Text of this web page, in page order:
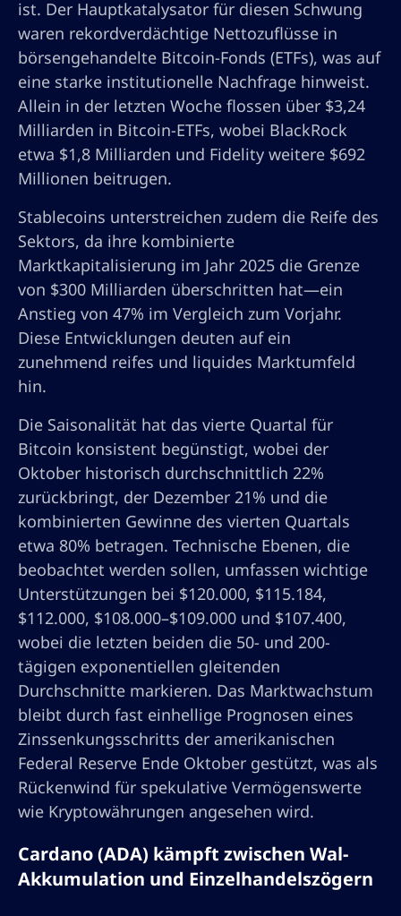
ist. Der Hauptkatalysator für diesen Schwung
waren rekordverdächtige Nettozuflüsse in
börsengehandelte Bitcoin-Fonds (ETFs), was auf
eine starke institutionelle Nachfrage hinweist.
Allein in der letzten Woche flossen über $3,24
Milliarden in Bitcoin-ETFs, wobei BlackRock
etwa $1,8 Milliarden und Fidelity weitere $692
Millionen beitrugen.
Stablecoins unterstreichen zudem die Reife des
Sektors, da ihre kombinierte
Marktkapitalisierung im Jahr 2025 die Grenze
von $300 Milliarden überschritten hat—ein
Anstieg von 47% im Vergleich zum Vorjahr.
Diese Entwicklungen deuten auf ein
zunehmend reifes und liquides Marktumfeld
hin.
Die Saisonalität hat das vierte Quartal für
Bitcoin konsistent begünstigt, wobei der
Oktober historisch durchschnittlich 22%
zurückbringt, der Dezember 21% und die
kombinierten Gewinne des vierten Quartals
etwa 80% betragen. Technische Ebenen, die
beobachtet werden sollen, umfassen wichtige
Unterstützungen bei $120.000, $115.184,
$112.000, $108.000–$109.000 und $107.400,
wobei die letzten beiden die 50- und 200-
tägigen exponentiellen gleitenden
Durchschnitte markieren. Das Marktwachstum
bleibt durch fast einhellige Prognosen eines
Zinssenkungsschritts der amerikanischen
Federal Reserve Ende Oktober gestützt, was als
Rückenwind für spekulative Vermögenswerte
wie Kryptowährungen angesehen wird.
Cardano (ADA) kämpft zwischen Wal-
Akkumulation und Einzelhandelszögern